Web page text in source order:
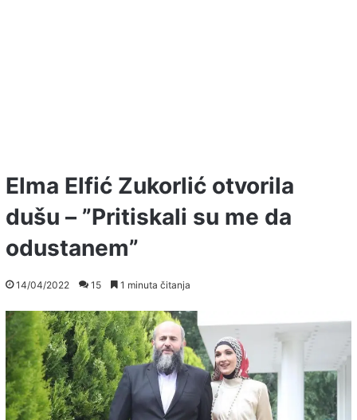
Elma Elfić Zukorlić otvorila
dušu – ”Pritiskali su me da
odustanem”
14/04/2022 15 1 minuta čitanja